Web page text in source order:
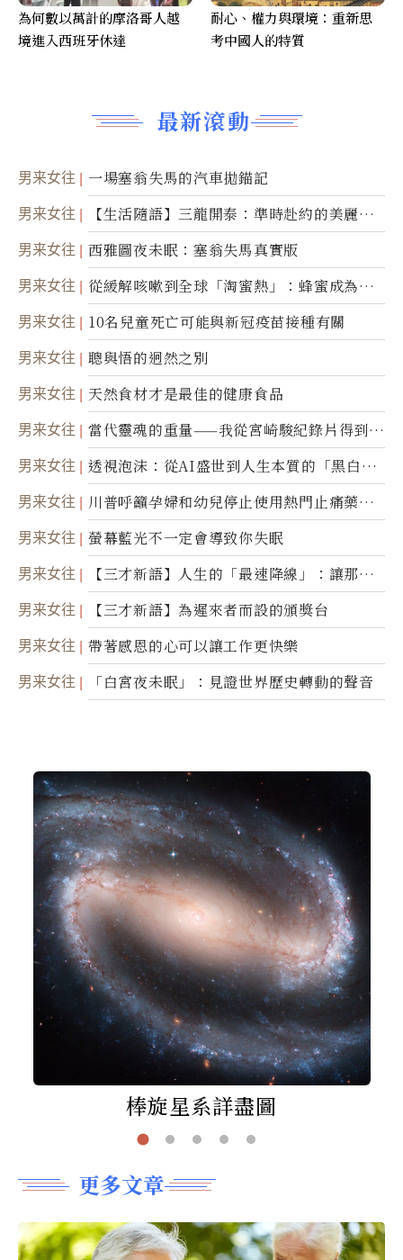
最新滾動
男来女往 一場塞翁失馬的汽車拋錨記
男来女往
【生活隨語】三龍開泰：準時赴約的美麗震
撼
男来女往 西雅圖夜未眠：塞翁失馬真實版
男来女往
從緩解咳嗽到全球「淘蜜熱」：蜂蜜成為健
康產業前沿商品
男来女往 10名兒童死亡可能與新冠疫苗接種有關
男来女往 聰與悟的迥然之別
男来女往 天然食材才是最佳的健康食品
男来女往
當代靈魂的重量——我從宮崎駿紀錄片得到的
省思
男来女往
透視泡沫：從AI盛世到人生本質的「黑白一
瞬」
男来女往
川普呼籲孕婦和幼兒停止使用熱門止痛藥泰
諾
男来女往 螢幕藍光不一定會導致你失眠
男来女往
【三才新語】人生的「最速降線」：讓那道
光，帶你滑向自己
男来女往 【三才新語】為遲來者而設的頒獎台
男来女往 帶著感恩的心可以讓工作更快樂
男来女往 「白宮夜未眠」：見證世界歷史轉動的聲音
為何數以萬計的摩洛哥人越
境進入西班牙休達
耐心、權力與環境：重新思
考中國人的特質
棒旋星系詳盡圖
更多文章